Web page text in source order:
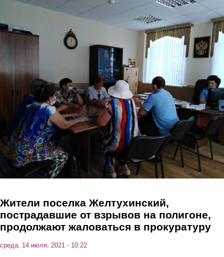
Перейти к основному содержанию
Жители поселка Желтухинский,
пострадавшие от взрывов на полигоне,
продолжают жаловаться в прокуратуру
среда, 14 июля, 2021 - 10:22